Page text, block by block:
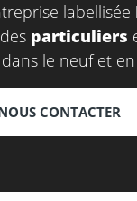
labellisée
particuliers
dans le neuf et
CONTACTER